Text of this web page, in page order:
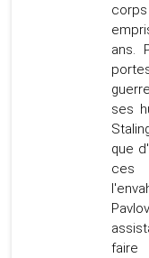
ans.
ses
que
ces
faire